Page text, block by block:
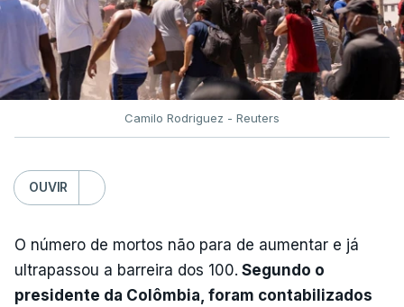
Camilo Rodriguez - Reuters
OUVIR
O número de mortos não para de aumentar e já
ultrapassou a barreira dos 100. Segundo o
presidente da Colômbia, foram contabilizados